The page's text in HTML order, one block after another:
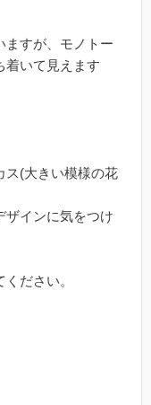
ますが、モノトー
着いて見えます
ス(大きい模様の花
ザインに気をつけ
ださい。